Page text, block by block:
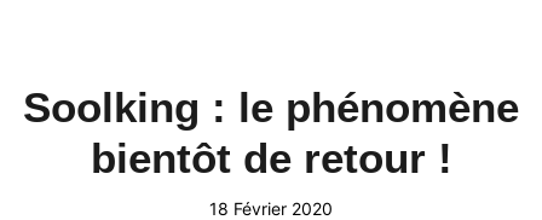
Soolking : le phénomène
bientôt de retour !
18 Février 2020